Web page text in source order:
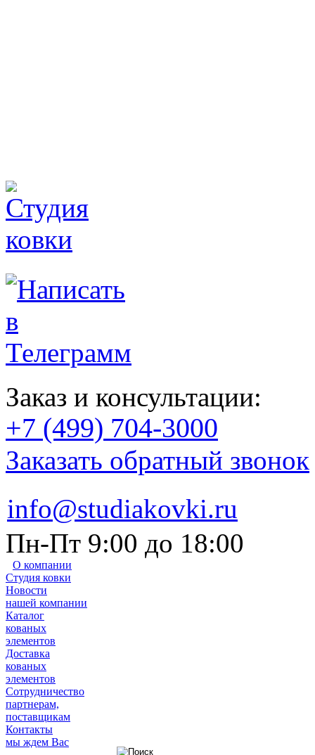
Заказ и консультации:
+7 (499) 704-3000
Заказать обратный звонок
info@studiakovki.ru
Пн-Пт 9:00 до 18:00
О компании
Студия ковки
Новости
нашей компании
Каталог
кованых
элементов
Доставка
кованых
элементов
Сотрудничество
партнерам,
поставщикам
Контакты
мы ждем Вас